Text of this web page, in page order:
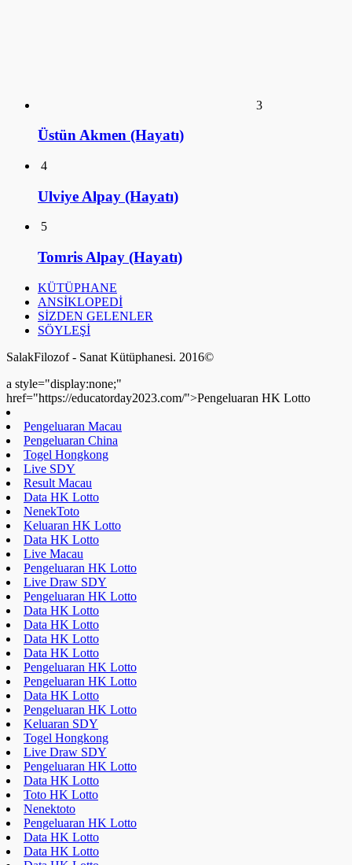
ANSİKLOPEDİ
SİZDEN GELENLER
SÖYLEŞİ
SalakFilozof - Sanat Kütüphanesi. 2016©
href="https://educatorday2023.com/">Pengeluaran HK Lotto
Pengeluaran Macau
Pengeluaran China
Live SDY
Data HK Lotto
NenekToto
Data HK Lotto
Live Macau
Pengeluaran HK Lotto
Live Draw SDY
Pengeluaran HK Lotto
Data HK Lotto
Data HK Lotto
Data HK Lotto
Data HK Lotto
Pengeluaran HK Lotto
Pengeluaran HK Lotto
Data HK Lotto
Pengeluaran HK Lotto
Keluaran SDY
Togel Hongkong
Live Draw SDY
Pengeluaran HK Lotto
Data HK Lotto
Toto HK Lotto
Nenektoto
Pengeluaran HK Lotto
Data HK Lotto
Data HK Lotto
Data HK Lotto
Live Draw SDY
Keluaran HK Lotto
Pengeluaran HK Lotto
a style="display:none;"
href="https://educatorday2023.com/">Pengeluaran HK Lotto
Result Macau
Pengeluaran HK